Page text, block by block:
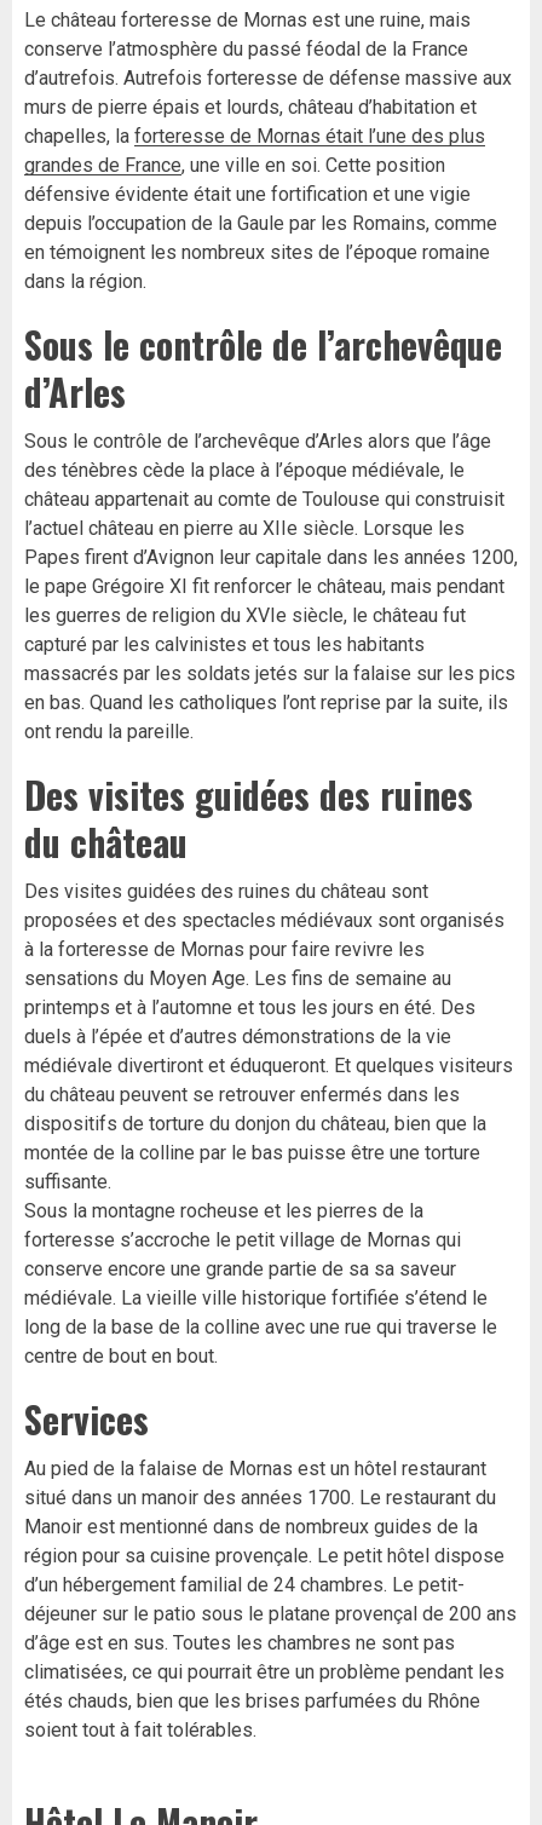
Le château forteresse de Mornas est une ruine, mais
conserve l’atmosphère du passé féodal de la France
d’autrefois. Autrefois forteresse de défense massive aux
murs de pierre épais et lourds, château d’habitation et
chapelles, la forteresse de Mornas était l’une des plus
grandes de France, une ville en soi. Cette position
défensive évidente était une fortification et une vigie
depuis l’occupation de la Gaule par les Romains, comme
en témoignent les nombreux sites de l’époque romaine
dans la région.
Sous le contrôle de l’archevêque
d’Arles
Sous le contrôle de l’archevêque d’Arles alors que l’âge
des ténèbres cède la place à l’époque médiévale, le
château appartenait au comte de Toulouse qui construisit
l’actuel château en pierre au XIIe siècle. Lorsque les
Papes firent d’Avignon leur capitale dans les années 1200,
le pape Grégoire XI fit renforcer le château, mais pendant
les guerres de religion du XVIe siècle, le château fut
capturé par les calvinistes et tous les habitants
massacrés par les soldats jetés sur la falaise sur les pics
en bas. Quand les catholiques l’ont reprise par la suite, ils
ont rendu la pareille.
Des visites guidées des ruines
du château
Des visites guidées des ruines du château sont
proposées et des spectacles médiévaux sont organisés
à la forteresse de Mornas pour faire revivre les
sensations du Moyen Age. Les fins de semaine au
printemps et à l’automne et tous les jours en été. Des
duels à l’épée et d’autres démonstrations de la vie
médiévale divertiront et éduqueront. Et quelques visiteurs
du château peuvent se retrouver enfermés dans les
dispositifs de torture du donjon du château, bien que la
montée de la colline par le bas puisse être une torture
suffisante.
Sous la montagne rocheuse et les pierres de la
forteresse s’accroche le petit village de Mornas qui
conserve encore une grande partie de sa sa saveur
médiévale. La vieille ville historique fortifiée s’étend le
long de la base de la colline avec une rue qui traverse le
centre de bout en bout.
Services
Au pied de la falaise de Mornas est un hôtel restaurant
situé dans un manoir des années 1700. Le restaurant du
Manoir est mentionné dans de nombreux guides de la
région pour sa cuisine provençale. Le petit hôtel dispose
d’un hébergement familial de 24 chambres. Le petit-
déjeuner sur le patio sous le platane provençal de 200 ans
d’âge est en sus. Toutes les chambres ne sont pas
climatisées, ce qui pourrait être un problème pendant les
étés chauds, bien que les brises parfumées du Rhône
soient tout à fait tolérables.